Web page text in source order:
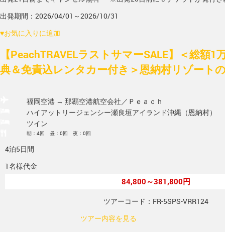
出発期間：2026/04/01～2026/10/31
♥お気に入りに追加
【PeachTRAVELラストサマーSALE】＜総額1
典＆免責込レンタカー付き＞恩納村リゾート
福岡空港 → 那覇空港航空会社／Ｐｅａｃｈ
ハイアットリージェンシー瀬良垣アイランド沖縄（恩納村）
ツイン
朝：4回 昼：0回 夜：0回
4泊5日間
1名様代金
84,800～381,800円
ツアーコード：FR-5SPS-VRR124
ツアー内容を見る